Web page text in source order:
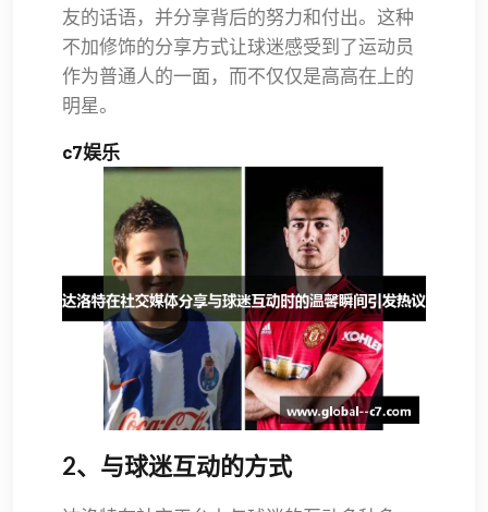
友的话语，并分享背后的努力和付出。这种
不加修饰的分享方式让球迷感受到了运动员
作为普通人的一面，而不仅仅是高高在上的
明星。
c7娱乐
2、与球迷互动的方式